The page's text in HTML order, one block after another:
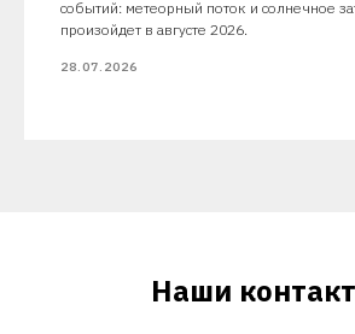
событий: метеорный поток и солнечное
произойдет в августе 2026.
28.07.2026
Наши